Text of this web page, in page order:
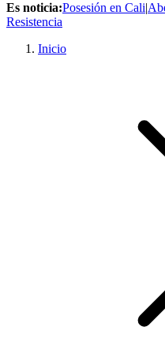
Es noticia:Posesión en Cali|
Resistencia
Inicio